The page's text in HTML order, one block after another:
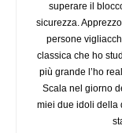
superare il
sicurezza.
persone
classica che ho
più grande l’ho
Scala nel giorno
miei due idoli della